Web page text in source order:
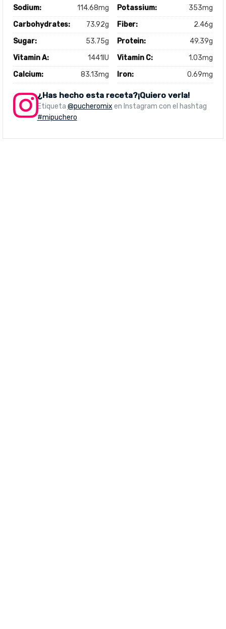
Sodium: 114.68mg Potassium:
353mg
Carbohydrates:
73.92g Fiber:
2.46g
Sugar:
53.75g Protein:
49.39g
Vitamin A:
1441IU Vitamin C:
1.03mg
Calcium:
83.13mg Iron: 0.69mg
¿Has hecho esta receta?¡Quiero verla!
Etiqueta @pucheromix en Instagram con el hashtag
#mipuchero